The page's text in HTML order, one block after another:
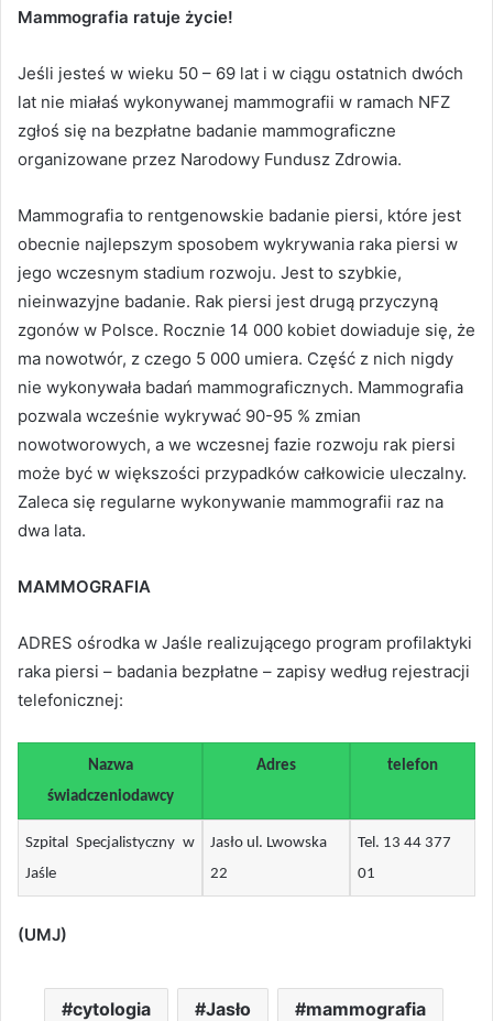
Mammografia ratuje życie!
Jeśli jesteś w wieku 50 – 69 lat i w ciągu ostatnich dwóch
lat nie miałaś wykonywanej mammografii w ramach NFZ
zgłoś się na bezpłatne badanie mammograficzne
organizowane przez Narodowy Fundusz Zdrowia.
Mammografia to rentgenowskie badanie piersi, które jest
obecnie najlepszym sposobem wykrywania raka piersi w
jego wczesnym stadium rozwoju. Jest to szybkie,
nieinwazyjne badanie. Rak piersi jest drugą przyczyną
zgonów w Polsce. Rocznie 14 000 kobiet dowiaduje się, że
ma nowotwór, z czego 5 000 umiera. Część z nich nigdy
nie wykonywała badań mammograficznych. Mammografia
pozwala wcześnie wykrywać 90-95 % zmian
nowotworowych, a we wczesnej fazie rozwoju rak piersi
może być w większości przypadków całkowicie uleczalny.
Zaleca się regularne wykonywanie mammografii raz na
dwa lata.
MAMMOGRAFIA
ADRES ośrodka w Jaśle realizującego program profilaktyki
raka piersi – badania bezpłatne – zapisy według rejestracji
telefonicznej:
Nazwa
świadczeniodawcy
Adres telefon
Szpital Specjalistyczny w
Jaśle
Jasło ul. Lwowska
22
Tel. 13 44 377
01
(UMJ)
cytologia Jasło mammografia